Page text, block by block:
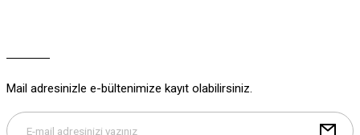
Bu ürüne benzer farklı alternatifler olmalı.
Mail adresinizle e-bültenimize kayıt olabilirsiniz.